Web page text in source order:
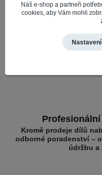
Široký
Kromě prodeje dílů
odborné poradenství –
údržbu a
Náš e-shop a partneři
cookies, aby Vám mohli
Nastavení